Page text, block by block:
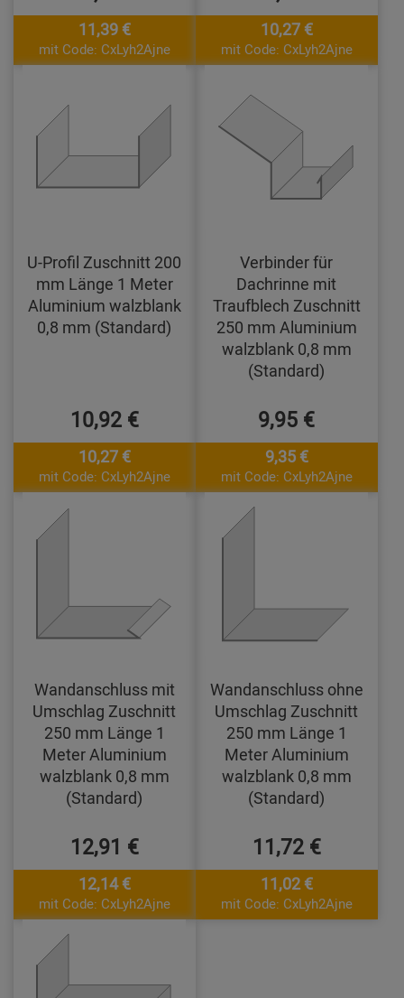
11,39 €
mit Code: CxLyh2Ajne
10,27 €
mit Code: CxLyh2Ajne
U-Profil Zuschnitt 200
mm Länge 1 Meter
Aluminium walzblank
0,8 mm (Standard)
10,92 €
10,27 €
mit Code: CxLyh2Ajne
Verbinder für
Dachrinne mit
Traufblech Zuschnitt
250 mm Aluminium
walzblank 0,8 mm
(Standard)
9,95 €
9,35 €
mit Code: CxLyh2Ajne
Wandanschluss mit
Umschlag Zuschnitt
250 mm Länge 1
Meter Aluminium
walzblank 0,8 mm
(Standard)
12,91 €
12,14 €
mit Code: CxLyh2Ajne
Wandanschluss ohne
Umschlag Zuschnitt
250 mm Länge 1
Meter Aluminium
walzblank 0,8 mm
(Standard)
11,72 €
11,02 €
mit Code: CxLyh2Ajne